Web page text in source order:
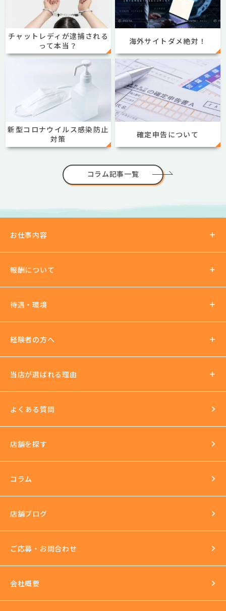
チャットレディが逮捕される
って本当？
海外サイトダメ絶対！
新型コロナウイルス感染防止
対策
確定申告について
コラム記事一覧
お仕事内容
報酬について
報酬の仕組み
待遇・環境
待遇について
法人運営
イベントもいっぱい
環境
長年の運営実績
スタッフ研修
セクハラ根絶
経験者の方へ
当店が選ばれる理由
よくある質問
店舗を探す
コラム
店舗ブログ
ご応募・お問合わせ
会社概要